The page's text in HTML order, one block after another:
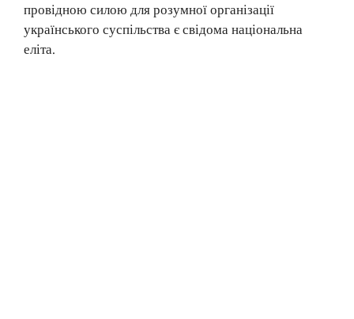
провідною силою для розумної ор­ганізації
українського суспільства є свідома національна
еліта.